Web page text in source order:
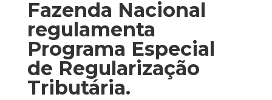
Fazenda Nacional
regulamenta
Programa Especial
de Regularização
Tributária.